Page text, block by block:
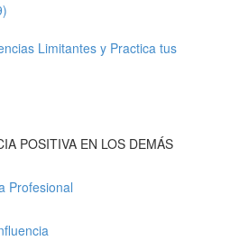
Limitantes y Practica tus
POSITIVA EN LOS DEMÁS
Profesional